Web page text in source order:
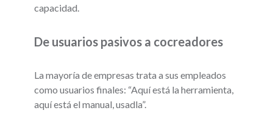
capacidad.
De usuarios pasivos a cocreadores
La mayoría de empresas trata a sus empleados
como usuarios finales: “Aquí está la herramienta,
aquí está el manual, usadla”.